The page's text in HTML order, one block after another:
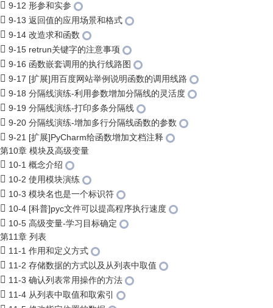
9-12 形参和实参
9-13 返回值的应用场景和格式
9-14 改造求和函数
9-15 retrun关键字的注意事项
9-16 函数嵌套调用的执行线路图
9-17 [扩展]用百度网站举例说明函数的调用线路
9-18 分隔线演练-利用参数增加分隔线的灵活度
9-19 分隔线演练-打印多条分隔线
9-20 分隔线演练-增加多行分隔线函数的参数
9-21 [扩展]PyCharm给函数增加文档注释
第10章 模块及高级变量
10-1 概念介绍
10-2 使用模块演练
10-3 模块名也是一个标识符
10-4 [科普]pyc文件可以提高程序执行速度
10-5 高级变量-学习目标确定
第11章 列表
11-1 作用和定义方式
11-2 存储数据的方式以及从列表中取值
11-3 确认列表常用操作的方法
11-4 从列表中取值和取索引